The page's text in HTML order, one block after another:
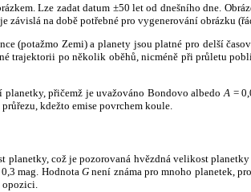
Lze zadat datum ±50 let od dnešního dne.
na době potřebné pro vygenerování obrázku
(potažmo Zemi) a planety jsou platné pro delší
trajektorii po několik oběhů, nicméně při průletu
přičemž je uvažováno Bondovo albedo A =
kdežto emise povrchem koule.
což je pozorovaná hvězdná velikost
mag. HodnotaG není známa pro mnoho planetek,
opozici.